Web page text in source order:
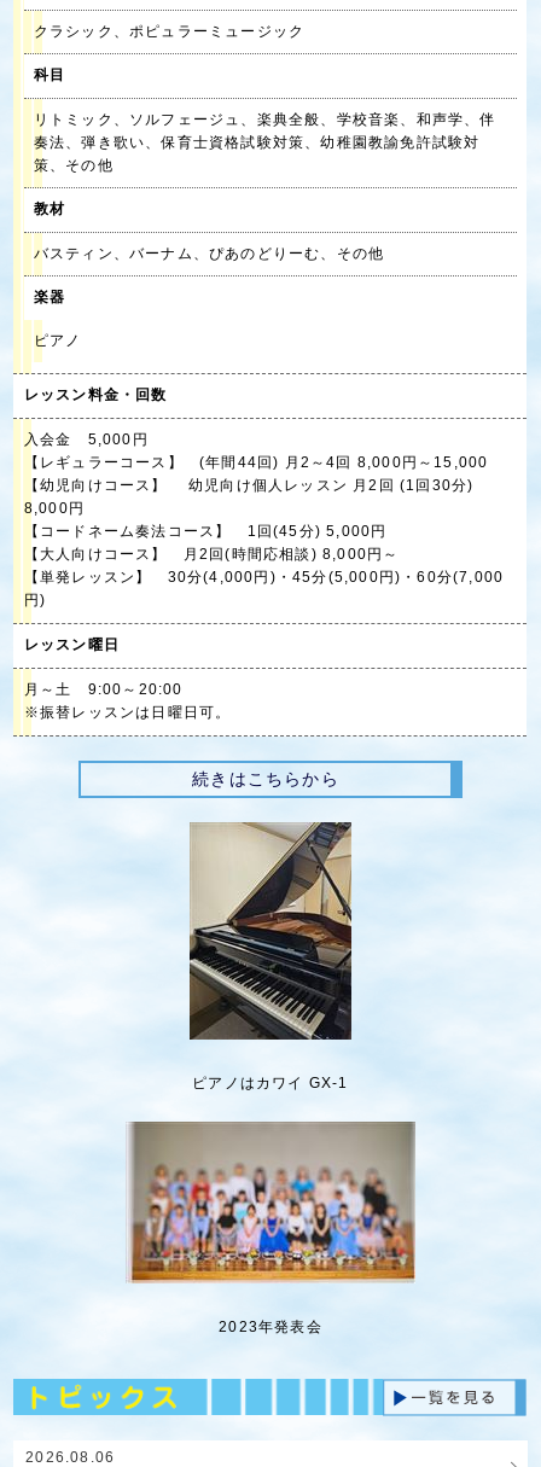
クラシック、ポピュラーミュージック
科目
リトミック、ソルフェージュ、楽典全般、学校音楽、和声学、伴
奏法、弾き歌い、保育士資格試験対策、幼稚園教諭免許試験対
策、その他
教材
バスティン、バーナム、ぴあのどりーむ、その他
楽器
ピアノ
レッスン料金・回数
入会金 5,000円
【レギュラーコース】 (年間44回) 月2～4回 8,000円～15,000
【幼児向けコース】 幼児向け個人レッスン 月2回 (1回30分)
8,000円
【コードネーム奏法コース】 1回(45分) 5,000円
【大人向けコース】 月2回(時間応相談) 8,000円～
【単発レッスン】 30分(4,000円)・45分(5,000円)・60分(7,000
円)
レッスン曜日
月～土 9:00～20:00
※振替レッスンは日曜日可。
続きはこちらから
ピアノはカワイ GX-1
2023年発表会
2026.08.06